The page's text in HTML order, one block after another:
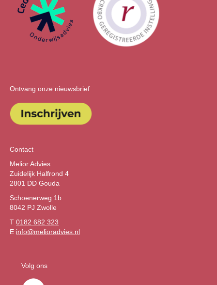
Ontvang onze nieuwsbrief
Contact
Melior Advies
Zuidelijk Halfrond 4
2801 DD Gouda
Schoenerweg 1b
8042 PJ Zwolle
T 0182 682 323
E info@melioradvies.nl
Volg ons